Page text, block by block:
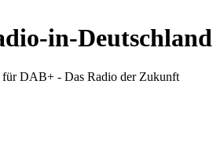
in-Deutschland
DAB+ - Das Radio der Zukunft